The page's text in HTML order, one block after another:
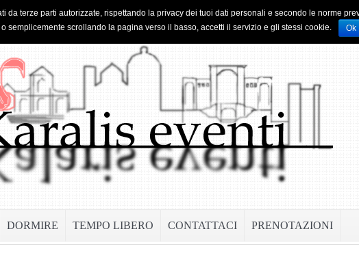
DORMIRE TEMPO LIBERO CONTATTACI PRENOTAZIONI
terze parti autorizzate, rispettando la privacy dei tuoi dati personali e secondo le norme
semplicemente scrollando la pagina verso il basso, accetti il servizio e gli stessi cookie.
Ok